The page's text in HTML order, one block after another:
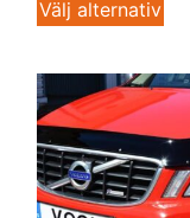
Välj alternativ